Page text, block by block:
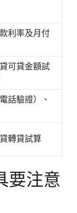
利率及月付
可貸金額試
話驗證）、
轉貸試算
要注意